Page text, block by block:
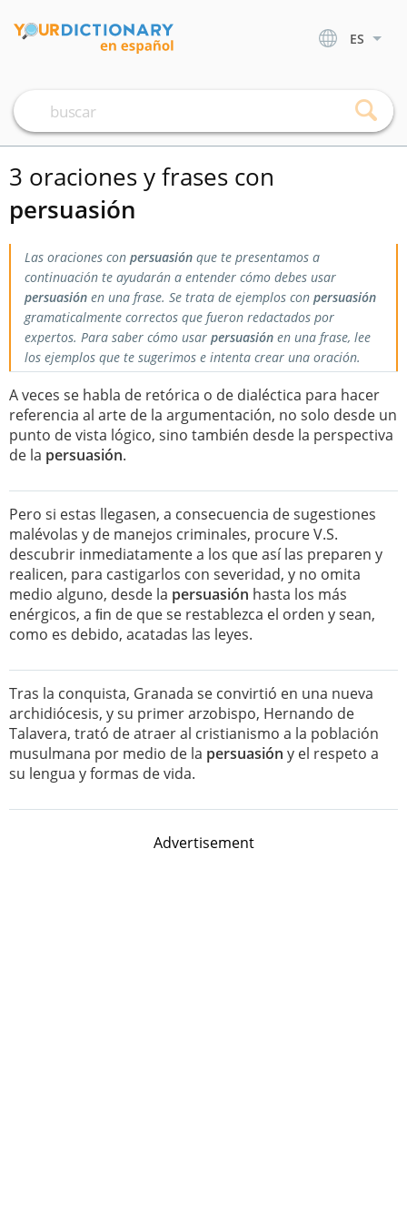
ES
3 oraciones y frases con
persuasión
Las oraciones con persuasión que te presentamos a
continuación te ayudarán a entender cómo debes usar
persuasión en una frase. Se trata de ejemplos con persuasión
gramaticalmente correctos que fueron redactados por
expertos. Para saber cómo usar persuasión en una frase, lee
los ejemplos que te sugerimos e intenta crear una oración.
A veces se habla de retórica o de dialéctica para hacer
referencia al arte de la argumentación, no solo desde un
punto de vista lógico, sino también desde la perspectiva
de la persuasión.
Pero si estas llegasen, a consecuencia de sugestiones
malévolas y de manejos criminales, procure V.S.
descubrir inmediatamente a los que así las preparen y
realicen, para castigarlos con severidad, y no omita
medio alguno, desde la persuasión hasta los más
enérgicos, a ﬁn de que se restablezca el orden y sean,
como es debido, acatadas las leyes.
Tras la conquista, Granada se convirtió en una nueva
archidiócesis, y su primer arzobispo, Hernando de
Talavera, trató de atraer al cristianismo a la población
musulmana por medio de la persuasión y el respeto a
su lengua y formas de vida.
Advertisement